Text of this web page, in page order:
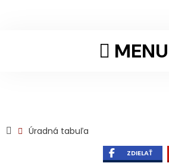
MENU
Úradná tabuľa
ZDIELAŤ